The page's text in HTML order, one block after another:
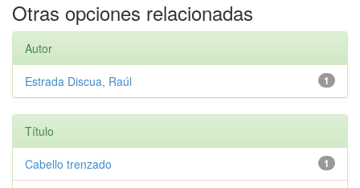
Otras opciones relacionadas
Autor
1
Estrada Discua, Raúl
Título
1
Cabello trenzado